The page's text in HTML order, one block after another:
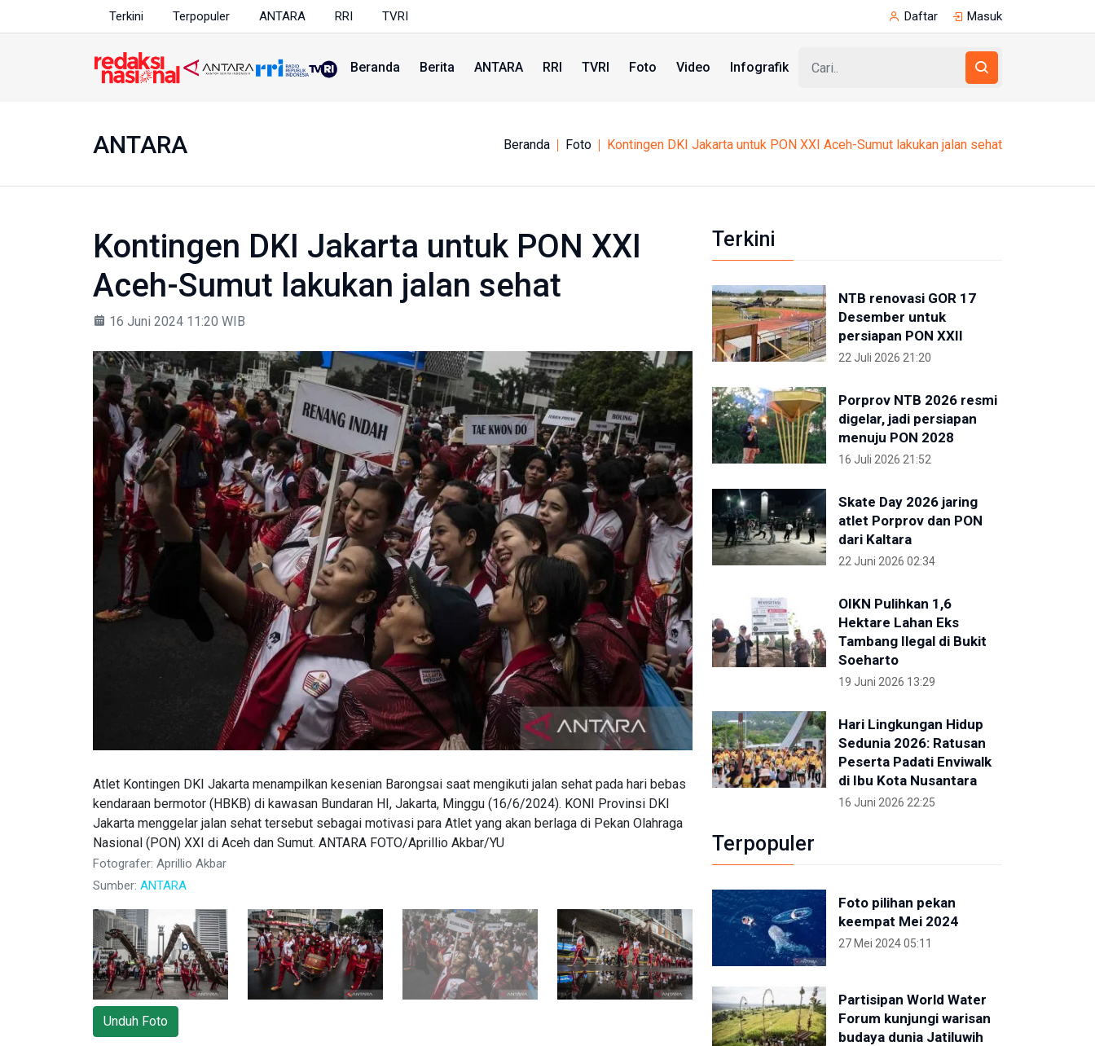
Terkini Terpopuler ANTARA RRI TVRI Daftar Masuk
Beranda Berita ANTARA RRI TVRI Foto Video Infografik
ANTARA Beranda Foto Kontingen DKI Jakarta untuk PON XXI Aceh-Sumut lakukan jalan sehat
Kontingen DKI Jakarta untuk PON XXI
Aceh-Sumut lakukan jalan sehat
16 Juni 2024 11:20 WIB
Atlet Kontingen DKI Jakarta menampilkan kesenian Barongsai saat mengikuti jalan sehat pada hari bebas
kendaraan bermotor (HBKB) di kawasan Bundaran HI, Jakarta, Minggu (16/6/2024). KONI Provinsi DKI
Jakarta menggelar jalan sehat tersebut sebagai motivasi para Atlet yang akan berlaga di Pekan Olahraga
Nasional (PON) XXI di Aceh dan Sumut. ANTARA FOTO/Aprillio Akbar/YU
Fotografer: Aprillio Akbar
Sumber: ANTARA
Unduh Foto
Terkini
NTB renovasi GOR 17
Desember untuk
persiapan PON XXII
22 Juli 2026 21:20
Porprov NTB 2026 resmi
digelar, jadi persiapan
menuju PON 2028
16 Juli 2026 21:52
Skate Day 2026 jaring
atlet Porprov dan PON
dari Kaltara
22 Juni 2026 02:34
OIKN Pulihkan 1,6
Hektare Lahan Eks
Tambang Ilegal di Bukit
Soeharto
19 Juni 2026 13:29
Hari Lingkungan Hidup
Sedunia 2026: Ratusan
Peserta Padati Enviwalk
di Ibu Kota Nusantara
16 Juni 2026 22:25
Terpopuler
Foto pilihan pekan
keempat Mei 2024
27 Mei 2024 05:11
Partisipan World Water
Forum kunjungi warisan
budaya dunia Jatiluwih